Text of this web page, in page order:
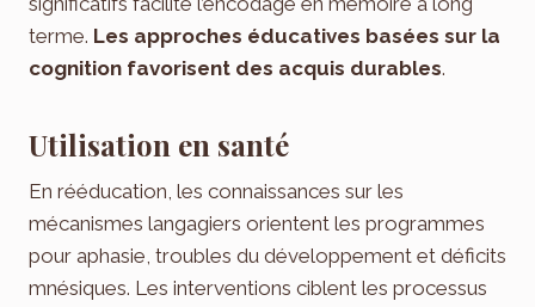
terme. Les approches éducatives basées sur la
cognition favorisent des acquis durables.
Utilisation en santé
En rééducation, les connaissances sur les
mécanismes langagiers orientent les programmes
pour aphasie, troubles du développement et déficits
mnésiques. Les interventions ciblent les processus